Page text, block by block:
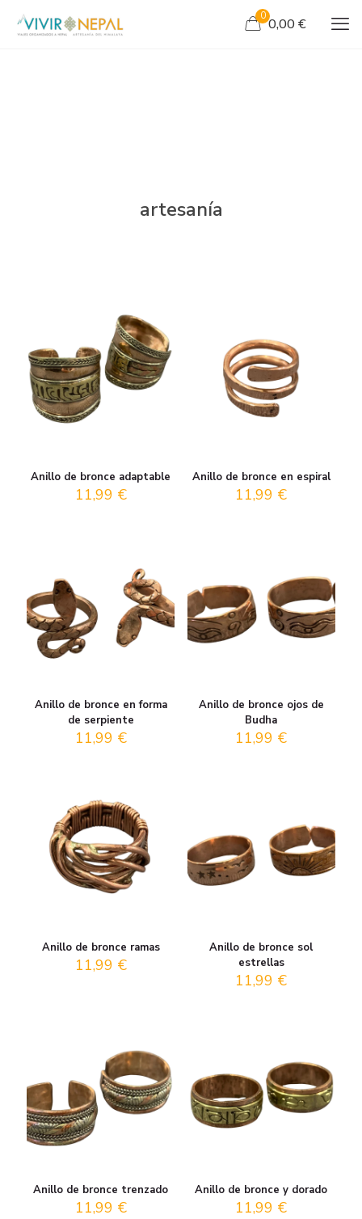
0 0,00 €
artesanía
Anillo de bronce adaptable
11,99 €
Anillo de bronce en espiral
11,99 €
Anillo de bronce en forma
de serpiente
11,99 €
Anillo de bronce ojos de
Budha
11,99 €
Anillo de bronce ramas
11,99 €
Anillo de bronce sol
estrellas
11,99 €
Anillo de bronce trenzado
11,99 €
Anillo de bronce y dorado
11,99 €